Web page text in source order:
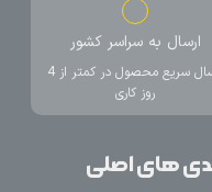
ارسال به سراسر کشور
ارسال سریع محصول در کمتر از 4
روز کاری
های اصلی